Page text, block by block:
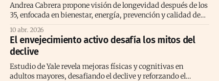
Andrea Cabrera propone visión de longevidad después de los
35, enfocada en bienestar, energía, prevención y calidad de
vida consciente
10 abr. 2026
El envejecimiento activo desafía los mitos del
declive
Estudio de Yale revela mejoras físicas y cognitivas en
adultos mayores, desafiando el declive y reforzando el